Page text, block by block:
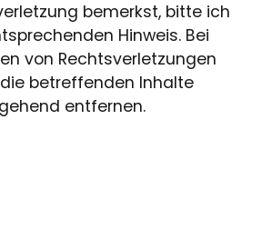
bemerkst, bitte ich
Hinweis. Bei
von Rechtsverletzungen
betreffenden Inhalte
entfernen.